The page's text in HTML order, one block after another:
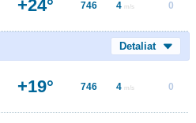
+24° 746 4 m/s 0
Detaliat
+19° 746 4 m/s 0